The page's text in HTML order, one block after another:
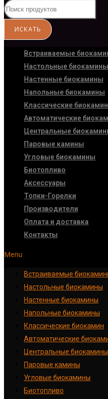
Встраиваемые
Настoльные биокамины
Настенные биокамины
Напольные биокамины
Классические биокамин
Автоматические
Центральные
Паровые камины
Угловые биокамины
Биотопливо
Аксессуары
Топки-Горелки
Производители
Оплата и доставка
Контакты
Menu
Встраиваемые
Настoльные биокамины
Настенные биокамины
Напольные биокамины
Классические биокамин
Автоматические
Центральные биокамины
Паровые камины
Угловые биокамины
Биотопливо